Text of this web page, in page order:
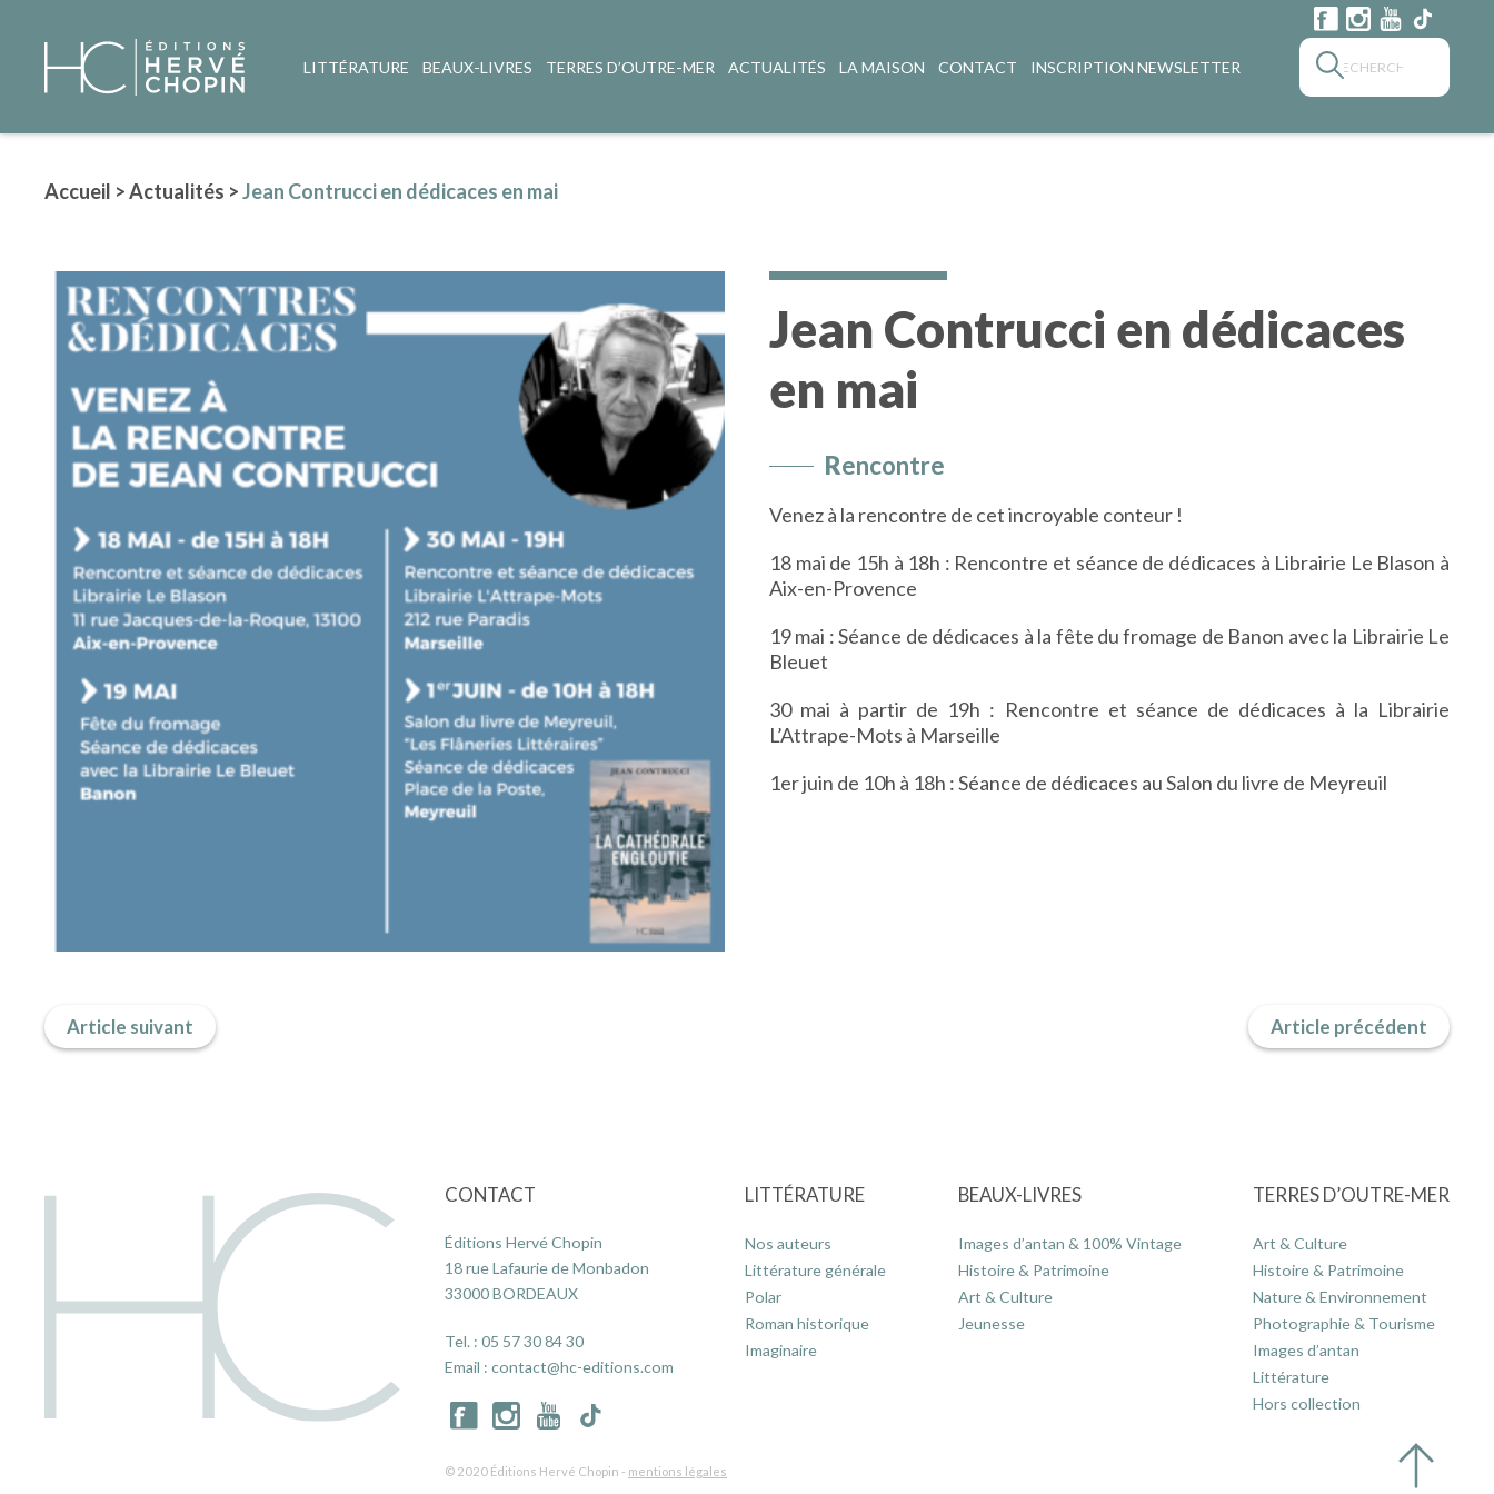
LITTÉRATURE BEAUX-LIVRES TERRES D’OUTRE-MER ACTUALITÉS LA MAISON CONTACT INSCRIPTION NEWSLETTER
Accueil >Actualités >Jean Contrucci en dédicaces en mai
Jean Contrucci en dédicaces
en mai
Rencontre
Venez à la rencontre de cet incroyable conteur !
18 mai de 15h à 18h : Rencontre et séance de dédicaces à Librairie Le Blason à
Aix-en-Provence
19 mai :Séance de dédicaces à la fête du fromage de Banon avec la Librairie Le
Bleuet
30 mai à partir de 19h : Rencontre et séance de dédicaces à la Librairie
L’Attrape-Mots à Marseille
1er juin de 10h à 18h :Séance de dédicaces auSalon du livre de Meyreuil
Article suivant Article précédent
CONTACT
Éditions Hervé Chopin
18 rue Lafaurie de Monbadon
33000 BORDEAUX
Tel. : 05 57 30 84 30
Email : contact@hc-editions.com
LITTÉRATURE
Nos auteurs
Littérature générale
Polar
Roman historique
Imaginaire
BEAUX-LIVRES
Images d’antan & 100% Vintage
Histoire & Patrimoine
Art & Culture
Jeunesse
TERRES D’OUTRE-MER
Art & Culture
Histoire & Patrimoine
Nature & Environnement
Photographie & Tourisme
Images d’antan
Littérature
Hors collection
© 2020 Éditions Hervé Chopin - mentions légales